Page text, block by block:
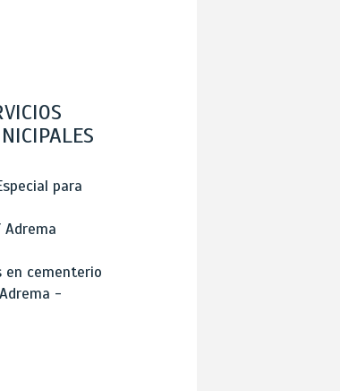
para
en cementerio
-